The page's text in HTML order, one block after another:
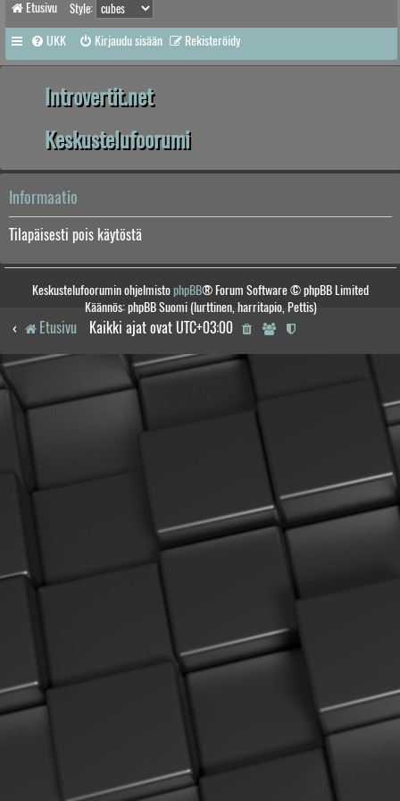
Etusivu Style:
UKK Kirjaudu sisään Rekisteröidy
Introvertit.net
Keskustelufoorumi
Informaatio
Tilapäisesti pois käytöstä
Keskustelufoorumin ohjelmistophpBB® Forum Software © phpBB Limited
Käännös: phpBB Suomi (lurttinen, harritapio, Pettis)
Etusivu Kaikki ajat ovat UTC+03:00